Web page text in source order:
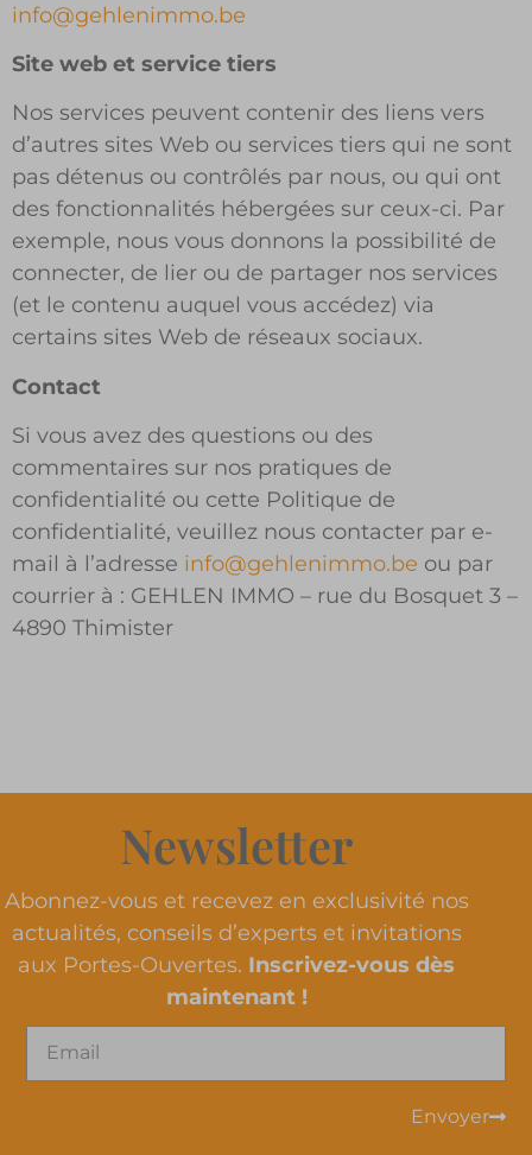
info@gehlenimmo.be
Site web et service tiers
Nos services peuvent contenir des liens vers
d’autres sites Web ou services tiers qui ne sont
pas détenus ou contrôlés par nous, ou qui ont
des fonctionnalités hébergées sur ceux-ci. Par
exemple, nous vous donnons la possibilité de
connecter, de lier ou de partager nos services
(et le contenu auquel vous accédez) via
certains sites Web de réseaux sociaux.
Contact
Si vous avez des questions ou des
commentaires sur nos pratiques de
confidentialité ou cette Politique de
confidentialité, veuillez nous contacter par e-
mail à l’adresse info@gehlenimmo.be ou par
courrier à : GEHLEN IMMO – rue du Bosquet 3 –
4890 Thimister
Newsletter
Abonnez-vous et recevez en exclusivité nos
actualités, conseils d’experts et invitations
aux Portes-Ouvertes. Inscrivez-vous dès
maintenant !
Envoyer